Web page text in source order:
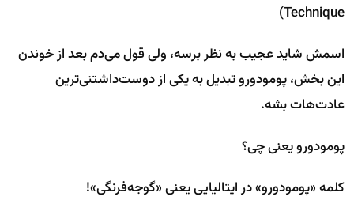
Technique)
اسمش شاید عجیب به نظر برسه، ولی قول می‌دم بعد از خوندن
این بخش، پومودورو تبدیل به یکی از دوست‌داشتنی‌ترین
عادت‌هات بشه.
پومودورو یعنی چی؟
کلمه «پومودورو» در ایتالیایی یعنی «گوجه‌فرنگی»!